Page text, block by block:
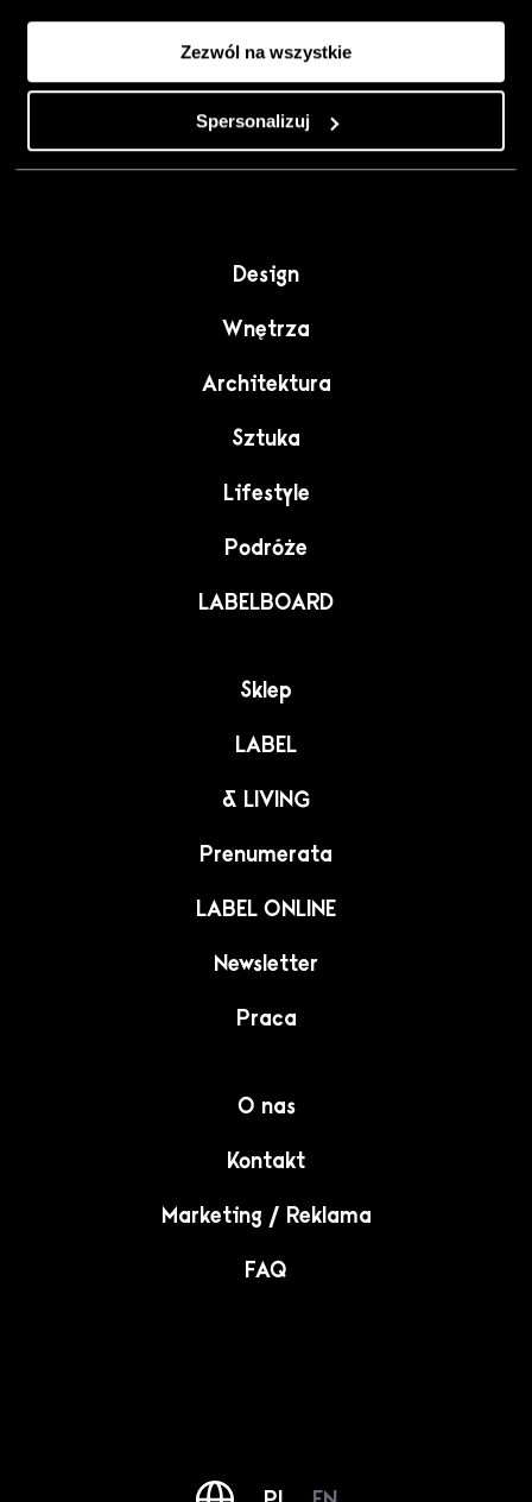
Zezwól na wszystkie
Spersonalizuj
rzemiosło jako
punkt wyjścia
do wnętrz
pełnych
charakteru”.
Design
Wnętrza
Architektura
Sztuka
Lifestyle
Podróże
LABELBOARD
Sklep
LABEL
& LIVING
Prenumerata
LABEL ONLINE
Newsletter
Praca
O nas
Kontakt
Marketing / Reklama
FAQ